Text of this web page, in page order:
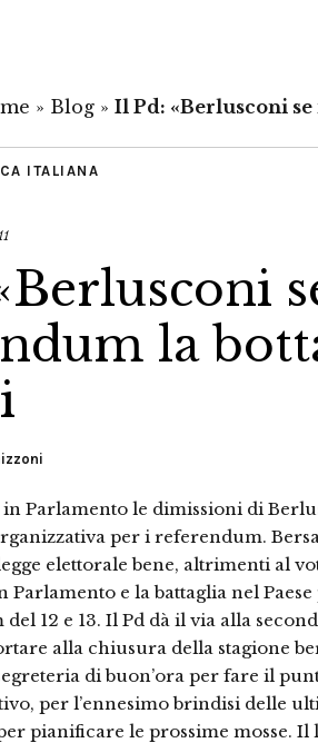
» Blog » Il Pd: «Berlusconi
ITALIANA
la
Parlamento le dimissioni di
per i referendum.
elettorale bene, altrimenti al
Parlamento e la battaglia nel
12 e 13. Il Pd dà il via alla
alla chiusura della stagione
di buon’ora per fare il
per l’ennesimo brindisi delle
pianificare le prossime mosse. Il